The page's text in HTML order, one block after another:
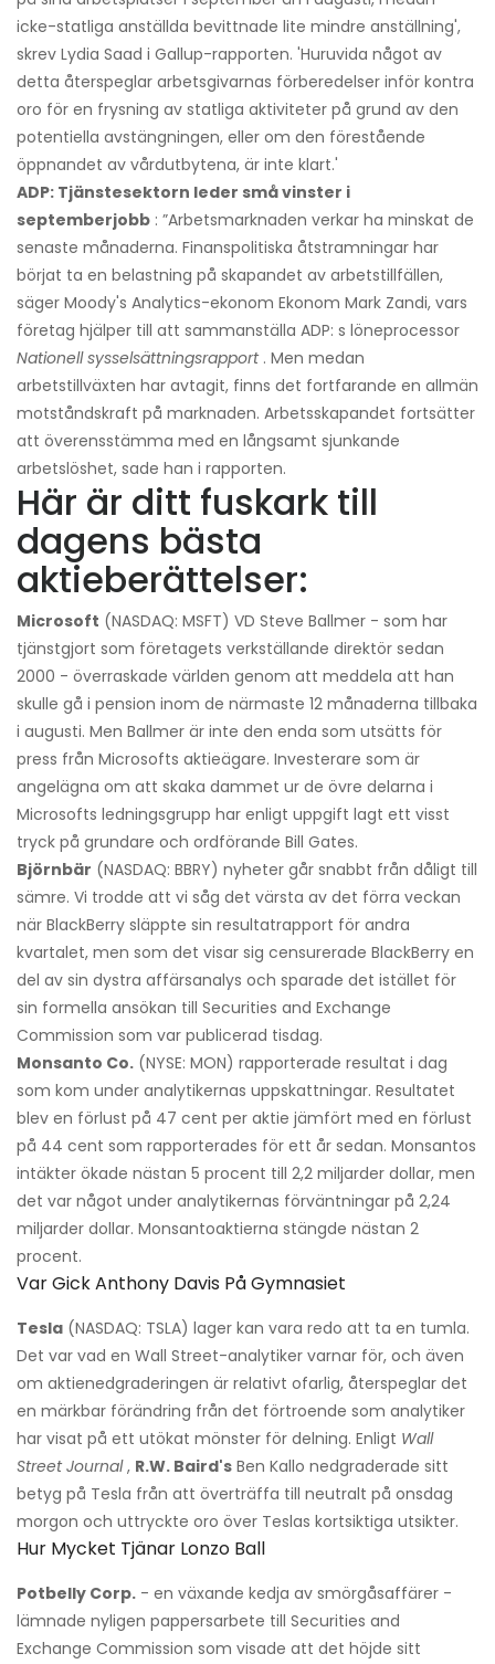
icke-statliga anställda bevittnade lite mindre anställning',
skrev Lydia Saad i Gallup-rapporten. 'Huruvida något av
detta återspeglar arbetsgivarnas förberedelser inför kontra
oro för en frysning av statliga aktiviteter på grund av den
potentiella avstängningen, eller om den förestående
öppnandet av vårdutbytena, är inte klart.'
ADP: Tjänstesektorn leder små vinster i
septemberjobb : ”Arbetsmarknaden verkar ha minskat de
senaste månaderna. Finanspolitiska åtstramningar har
börjat ta en belastning på skapandet av arbetstillfällen,
säger Moody's Analytics-ekonom Ekonom Mark Zandi, vars
företag hjälper till att sammanställa ADP: s löneprocessor
Nationell sysselsättningsrapport. Men medan
arbetstillväxten har avtagit, finns det fortfarande en allmän
motståndskraft på marknaden. Arbetsskapandet fortsätter
att överensstämma med en långsamt sjunkande
arbetslöshet, sade han i rapporten.
Här är ditt fuskark till
dagens bästa
aktieberättelser:
Microsoft (NASDAQ: MSFT) VD Steve Ballmer - som har
tjänstgjort som företagets verkställande direktör sedan
2000 - överraskade världen genom att meddela att han
skulle gå i pension inom de närmaste 12 månaderna tillbaka
i augusti. Men Ballmer är inte den enda som utsätts för
press från Microsofts aktieägare. Investerare som är
angelägna om att skaka dammet ur de övre delarna i
Microsofts ledningsgrupp har enligt uppgift lagt ett visst
tryck på grundare och ordförande Bill Gates.
Björnbär (NASDAQ: BBRY) nyheter går snabbt från dåligt till
sämre. Vi trodde att vi såg det värsta av det förra veckan
när BlackBerry släppte sin resultatrapport för andra
kvartalet, men som det visar sig censurerade BlackBerry en
del av sin dystra affärsanalys och sparade det istället för
sin formella ansökan till Securities and Exchange
Commission som var publicerad tisdag.
Monsanto Co. (NYSE: MON) rapporterade resultat i dag
som kom under analytikernas uppskattningar. Resultatet
blev en förlust på 47 cent per aktie jämfört med en förlust
på 44 cent som rapporterades för ett år sedan. Monsantos
intäkter ökade nästan 5 procent till 2,2 miljarder dollar, men
det var något under analytikernas förväntningar på 2,24
miljarder dollar. Monsantoaktierna stängde nästan 2
procent.
Var Gick Anthony Davis På Gymnasiet
Tesla (NASDAQ: TSLA) lager kan vara redo att ta en tumla.
Det var vad en Wall Street-analytiker varnar för, och även
om aktienedgraderingen är relativt ofarlig, återspeglar det
en märkbar förändring från det förtroende som analytiker
har visat på ett utökat mönster för delning. Enligt Wall
Street Journal, R.W. Baird's Ben Kallo nedgraderade sitt
betyg på Tesla från att överträffa till neutralt på onsdag
morgon och uttryckte oro över Teslas kortsiktiga utsikter.
Hur Mycket Tjänar Lonzo Ball
Potbelly Corp. - en växande kedja av smörgåsaffärer -
lämnade nyligen pappersarbete till Securities and
Exchange Commission som visade att det höjde sitt